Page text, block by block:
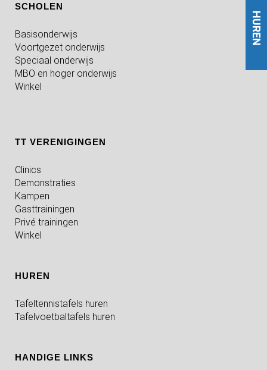
HUREN
SCHOLEN
Basisonderwijs
Voortgezet onderwijs
Speciaal onderwijs
MBO en hoger onderwijs
Winkel
TT VERENIGINGEN
Clinics
Demonstraties
Kampen
Gasttrainingen
Privé trainingen
Winkel
HUREN
Tafeltennistafels huren
Tafelvoetbaltafels huren
HANDIGE LINKS